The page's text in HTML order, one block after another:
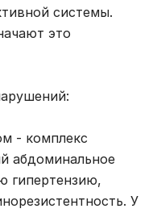
системы.
это
- комплекс
абдоминальное
гипертензию,
У